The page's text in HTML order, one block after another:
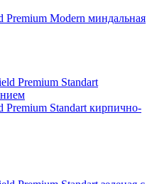
Premium Modern миндальная
Premium Standart кирпично-